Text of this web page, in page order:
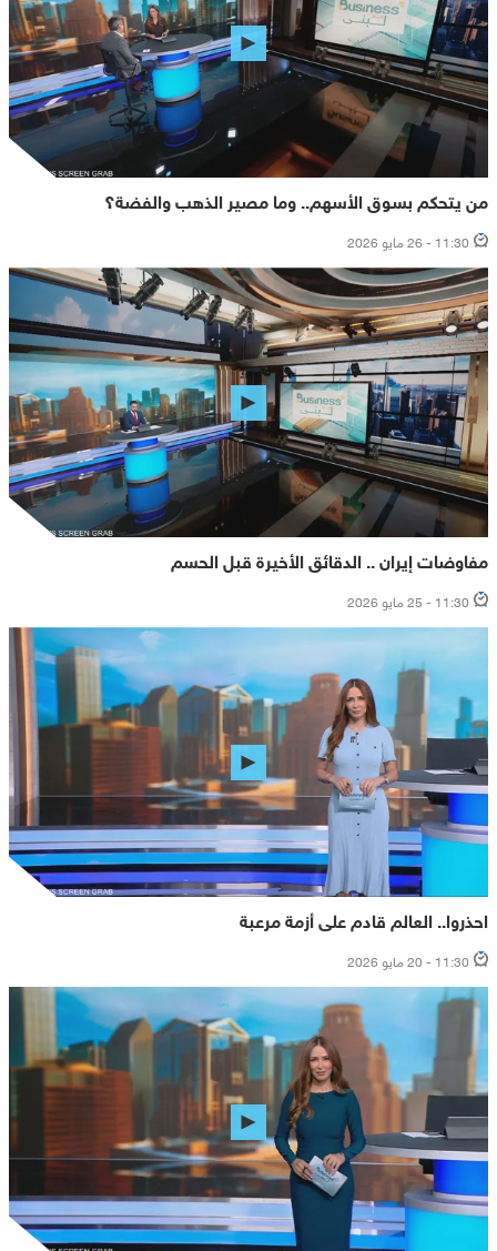
من يتحكم بسوق الأسهم.. وما مصير الذهب والفضة؟
11:30 - 26 مايو 2026
مفاوضات إيران .. الدقائق الأخيرة قبل الحسم
11:30 - 25 مايو 2026
احذروا.. العالم قادم على أزمة مرعبة
11:30 - 20 مايو 2026